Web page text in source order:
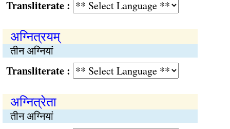
:
अग्नित्रयम्
तीन अग्नियां
:
अग्नित्रेता
तीन अग्नियां